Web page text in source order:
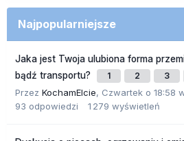
Najpopularniejsze
Jaka jest Twoja ulubiona forma
bądź transportu?
1 2 3
Przez KochamElcie, Czwartek o 18:58
93 odpowiedzi 1 279 wyświetleń